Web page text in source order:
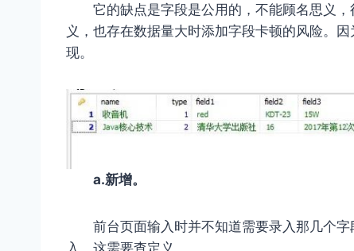
它的缺点是字段是公用的，不能顾名思义
义，也存在数据量大时添加字段卡顿的风险。
现。
a.新增。
前台页面输入时并不知道需要录入那几个